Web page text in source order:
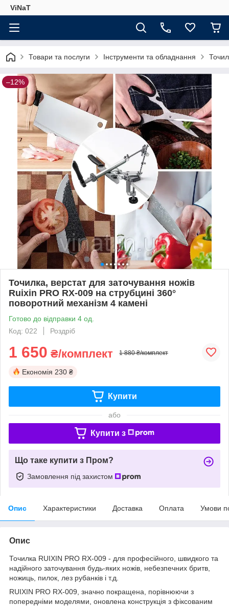
ViNaT
Товари та послуги Інструменти та обладнання
–12%
Точилка, верстат для заточування ножів
Ruixin PRO RX-009 на струбцині 360°
поворотний механізм 4 камені
Готово до відправки 4 од.
Код: 022
Роздріб
1 650 ₴/комплект 1 880 ₴/комплект
Економія 230 ₴
Купити
або
Купити з
Що таке купити з Пром?
Замовлення під захистом
Опис Характеристики Доставка Оплата Умови
Опис
Точилка RUIXIN PRO RX-009 - для професійного, швидкого та
надійного заточування будь-яких ножів, небезпечних бритв,
ножиць, пилок, лез рубанків і т.д.
RUIXIN PRO RX-009, значно покращена, порівнюючи з
попередніми моделями, оновлена конструкція з фіксованим